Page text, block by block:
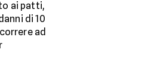
ai patti,
di 10
ad